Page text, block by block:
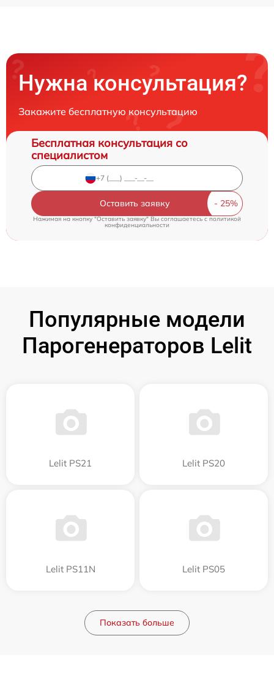
Нужна консультация?
Закажите бесплатную консультацию
Бесплатная консультация со
специалистом
Оставить заявку
Нажимая на кнопку "Оставить заявку" Вы соглашаетесь cполитикой
конфиденциальности
Популярные модели
Парогенераторов Lelit
Lelit PS21 Lelit PS20
Lelit PS11N Lelit PS05
Показать больше